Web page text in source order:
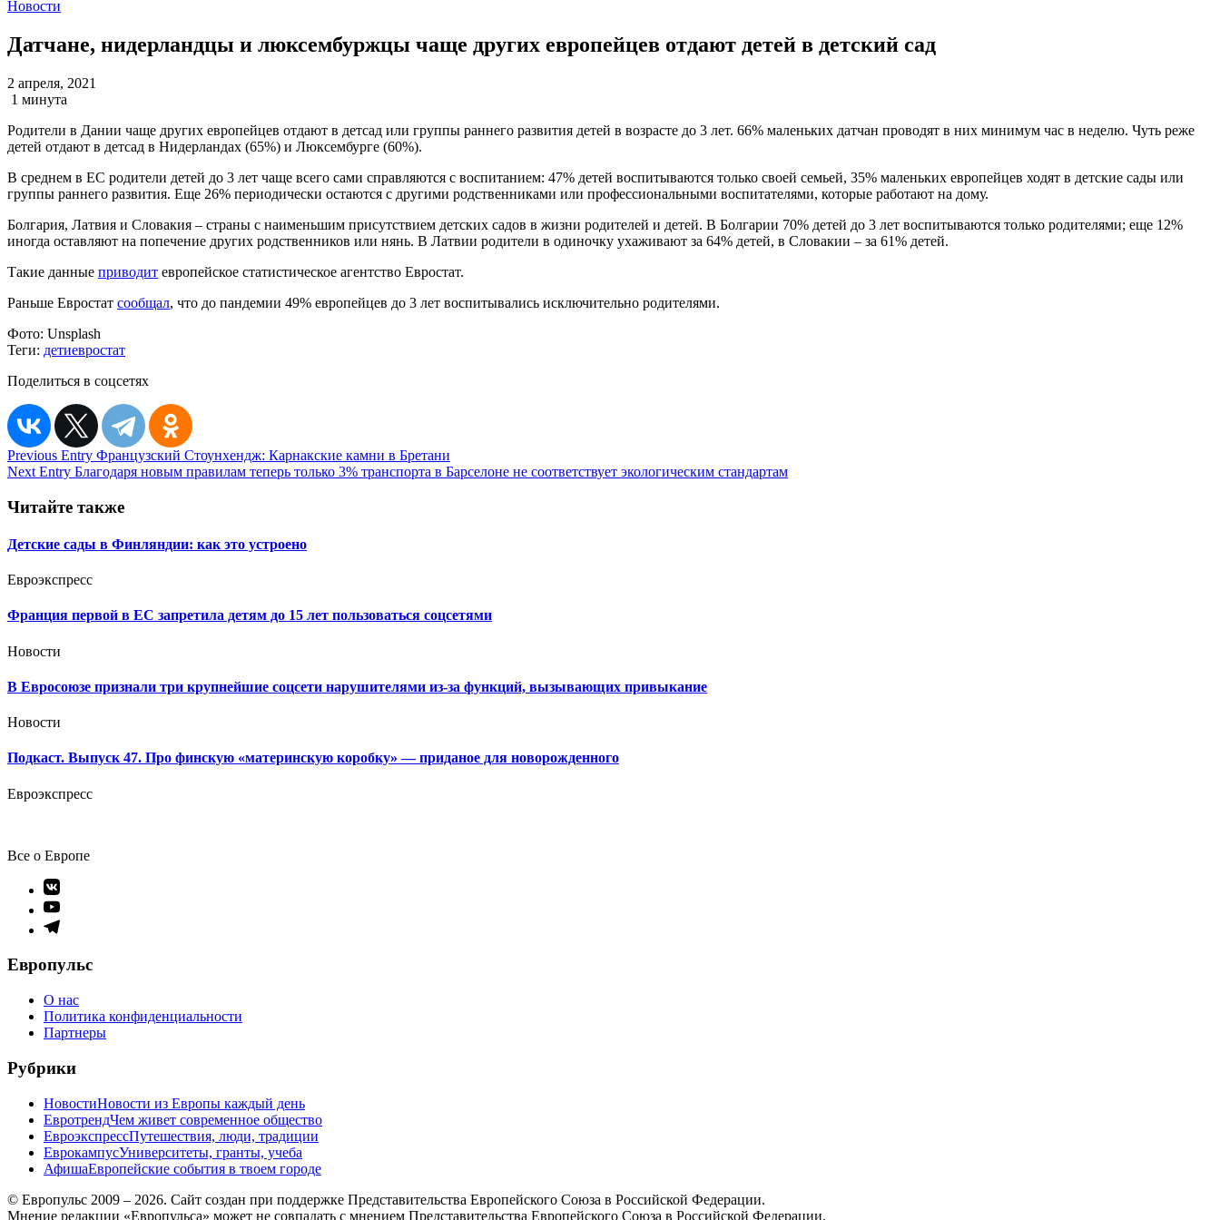
Новости
Датчане, нидерландцы и люксембуржцы чаще других европейцев отдают детей в детский сад
2 апреля, 2021
1 минута
Родители в Дании чаще других европейцев отдают в детсад или группы раннего развития детей в возрасте до 3 лет. 66% маленьких датчан проводят в них минимум час в неделю. Чуть реже
детей отдают в детсад в Нидерландах (65%) и Люксембурге (60%).
В среднем в ЕС родители детей до 3 лет чаще всего сами справляются с воспитанием: 47% детей воспитываются только своей семьей, 35% маленьких европейцев ходят в детские сады или
группы раннего развития. Еще 26% периодически остаются с другими родственниками или профессиональными воспитателями, которые работают на дому.
Болгария, Латвия и Словакия – страны с наименьшим присутствием детских садов в жизни родителей и детей. В Болгарии 70% детей до 3 лет воспитываются только родителями; еще 12%
иногда оставляют на попечение других родственников или нянь. В Латвии родители в одиночку ухаживают за 64% детей, в Словакии – за 61% детей.
Такие данные приводит европейское статистическое агентство Евростат.
Раньше Евростат сообщал, что до пандемии 49% европейцев до 3 лет воспитывались исключительно родителями.
Фото: Unsplash
Теги: детиевростат
Поделиться в соцсетях
Навигация
по
записям
Previous Entry Французский Стоунхендж: Карнакские камни в Бретани
Next Entry Благодаря новым правилам теперь только 3% транспорта в Барселоне не соответствует экологическим стандартам
Читайте также
Детские сады в Финляндии: как это устроено
Евроэкспресс
Франция первой в ЕС запретила детям до 15 лет пользоваться соцсетями
Новости
В Евросоюзе признали три крупнейшие соцсети нарушителями из-за функций, вызывающих привыкание
Новости
Подкаст. Выпуск 47. Про финскую «материнскую коробку» — приданое для новорожденного
Евроэкспресс
Все о Европе
Элемент
меню
Элемент
меню
Элемент
Европульс
О нас
Политика конфиденциальности
Партнеры
Рубрики
НовостиНовости из Европы каждый день
ЕвротрендЧем живет современное общество
ЕвроэкспрессПутешествия, люди, традиции
ЕврокампусУниверситеты, гранты, учеба
АфишаЕвропейские события в твоем городе
© Европульс 2009 – 2026. Сайт создан при поддержке Представительства Европейского Союза в Российской Федерации.
Мнение редакции «Европульса» может не совпадать с мнением Представительства Европейского Союза в Российской Федерации.